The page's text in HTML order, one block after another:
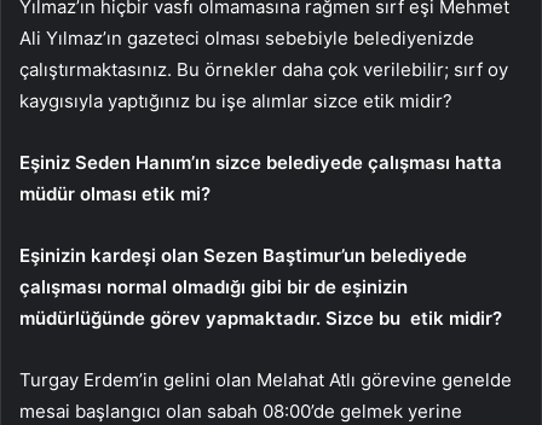
Yılmaz’ın hiçbir vasfı olmamasına rağmen sırf eşi Mehmet
Ali Yılmaz’ın gazeteci olması sebebiyle belediyenizde
çalıştırmaktasınız. Bu örnekler daha çok verilebilir; sırf oy
kaygısıyla yaptığınız bu işe alımlar sizce etik midir?
Eşiniz Seden Hanım’ın sizce belediyede çalışması hatta
müdür olması etik mi?
Eşinizin kardeşi olan Sezen Baştimur’un belediyede
çalışması normal olmadığı gibi bir de eşinizin
müdürlüğünde görev yapmaktadır. Sizce bu etik midir?
Turgay Erdem’in gelini olan Melahat Atlı görevine genelde
mesai başlangıcı olan sabah 08:00’de gelmek yerine